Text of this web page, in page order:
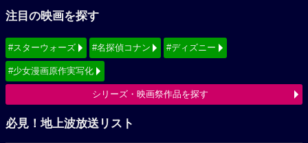
注目の映画を探す
#スターウォーズ #名探偵コナン #ディズニー
#少女漫画原作実写化
シリーズ・映画祭作品を探す
必見！地上波放送リスト